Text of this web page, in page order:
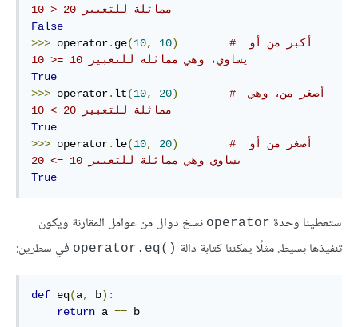
مماثلة للتعبير 20 < 10
False
>>> operator. ge(10, 10)
# أكبر من أو
يساوي، وهي مماثلة للتعبير 10 =< 10
True
>>> operator. lt(10, 20)
# أصغر من، وهي
مماثلة للتعبير 20 > 10
True
>>> operator. le(10, 20)
# أصغر من أو
يساوي وهي مماثلة للتعبير 10 => 20
True
ستعطينا وحدة operator نسخ دوال من عوامل المقارنة ويكون
تنفيذها بسيط. مثلًا يمكننا كتابة دالة operator.eq()‎ في سطرين:
def eq(a, b):
return a == b